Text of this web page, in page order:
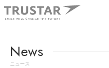
News
ニュース